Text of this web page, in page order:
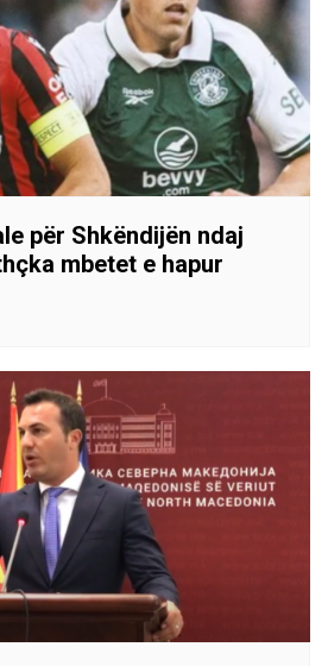
për Shkëndijën ndaj
mbetet e hapur